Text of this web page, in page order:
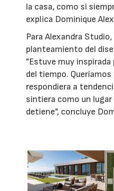
la casa, como si
explica Dominique
Para Alexandra
planteamiento del
"Estuve muy inspirada
del tiempo.
respondiera a
sintiera como un
detiene", concluye